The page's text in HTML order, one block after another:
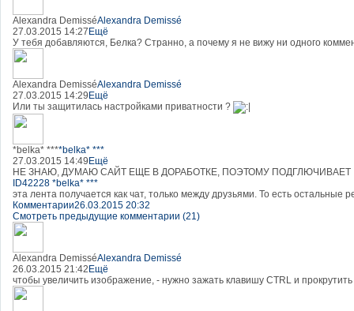
Alexandra DemisséAlexandra Demissé
27.03.2015 14:27 Ещё
У тебя добавляются, Белка? Странно, а почему я не вижу ни одного
Alexandra DemisséAlexandra Demissé
27.03.2015 14:29 Ещё
Или ты защитилась настройками приватности ?
*belka* ****belka* ***
27.03.2015 14:49 Ещё
НЕ ЗНАЮ, ДУМАЮ САЙТ ЕЩЕ В ДОРАБОТКЕ, ПОЭТОМУ ПОДГЛЮЧИВАЕТ
ID42228 *belka* ***
эта лента получается как чат, только между друзьями. То есть остальные
Комментарии26.03.2015 20:32
Смотреть предыдущие комментарии (21)
Alexandra DemisséAlexandra Demissé
26.03.2015 21:42 Ещё
чтобы увеличить изображение, - нужно зажать клавишу CTRL и